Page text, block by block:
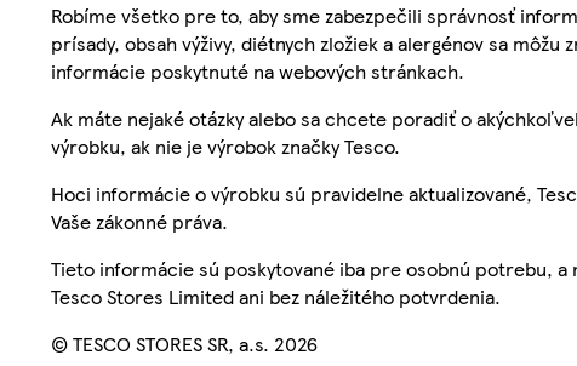
Robíme všetko pre to, aby sme zabezpečili správnosť
prísady, obsah výživy, diétnych zložiek a alergénov sa
informácie poskytnuté na webových stránkach.
Ak máte nejaké otázky alebo sa chcete poradiť o
výrobku, ak nie je výrobok značky Tesco.
Hoci informácie o výrobku sú pravidelne aktualizované,
Vaše zákonné práva.
Tieto informácie sú poskytované iba pre osobnú potrebu,
Tesco Stores Limited ani bez náležitého potvrdenia.
© TESCO STORES SR, a.s. 2026